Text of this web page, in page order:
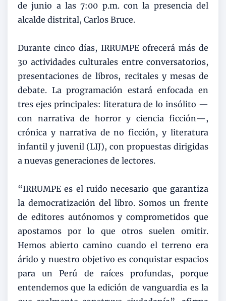
de junio a las 7:00 p.m. con la presencia del
alcalde distrital, Carlos Bruce.
Durante cinco días, IRRUMPE ofrecerá más de
30 actividades culturales entre conversatorios,
presentaciones de libros, recitales y mesas de
debate. La programación estará enfocada en
tres ejes principales: literatura de lo insólito —
con narrativa de horror y ciencia ficción—,
crónica y narrativa de no ficción, y literatura
infantil y juvenil (LIJ), con propuestas dirigidas
a nuevas generaciones de lectores.
“IRRUMPE es el ruido necesario que garantiza
la democratización del libro. Somos un frente
de editores autónomos y comprometidos que
apostamos por lo que otros suelen omitir.
Hemos abierto camino cuando el terreno era
árido y nuestro objetivo es conquistar espacios
para un Perú de raíces profundas, porque
entendemos que la edición de vanguardia es la